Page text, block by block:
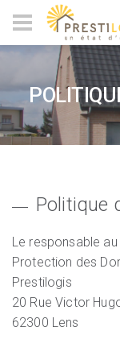
Politique
Le responsable
Protection des
Prestilogis
20 Rue Victor
62300 Lens